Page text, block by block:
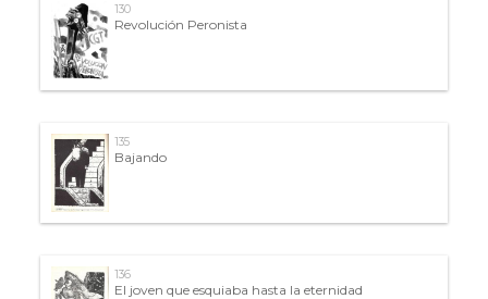
130
Revolución Peronista
135
Bajando
136
El joven que esquiaba hasta la eternidad